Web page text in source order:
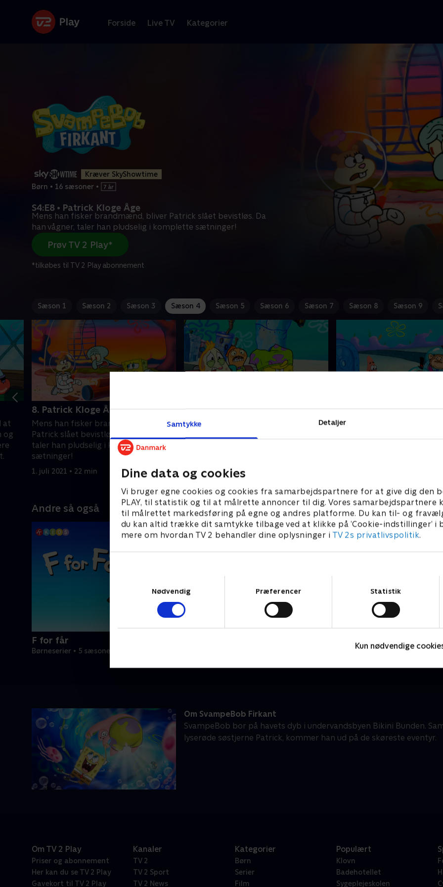
Samtykke Detaljer
Dine data og cookies
Vi bruger egne cookies og cookies fra samarbejdspartnere for at give dig den
PLAY, til statistik og til at målrette annoncer til dig. Vores samarbejdspartnere
til målrettet markedsføring på egne og andres platforme. Du kan til- og
du kan altid trække dit samtykke tilbage ved at klikke på ’Cookie-indstillinger’ i
mere om hvordan TV 2 behandler dine oplysninger i TV 2s privatlivspolitik.
Nødvendig
Præferencer Statistik
Kun nødvendige
Forside Live TV Kategorier
Kræver SkyShowtime
Børn • 16 sæsoner •
S4:E8 • Patrick Kloge Åge
Mens han fisker brandmænd, bliver Patrick slået bevistløs. Da
han vågner, taler han pludselig i komplette sætninger!
Prøv TV 2 Play*
*tilkøbes til TV 2 Play abonnement
Sæson 1 Sæson 2 Sæson 3 Sæson 4 Sæson 5 Sæson 6 Sæson 7 Sæson 8 Sæson 9
at
og
8. Patrick Kloge Åge
Mens han fisker brandmænd, bliver
Patrick slået bevistløs. Da han vågner,
taler han pludselig i komplette
sætninger!
1. juli 2021 • 22 min
9. Halløj på Krabbehotellet
I endnu en af sine planer om at tjene
Chimpanserne kommer på
Andre så også
F for får
Børneserier • 5 sæsoner
Om SvampeBob Firkant
SvampeBob bor på havets dyb i undervandsbyen Bikini Bunden.
lyserøde søstjerne Patrick, kommer han ud på de skøreste eventyr.
Om TV 2 Play
Priser og abonnement
Her kan du se TV 2 Play
Gavekort til TV 2 Play
Kanaler
TV 2
TV 2 Sport
TV 2 News
Kategorier
Børn
Serier
Film
Populært
Klovn
Badehotellet
Sygeplejeskolen